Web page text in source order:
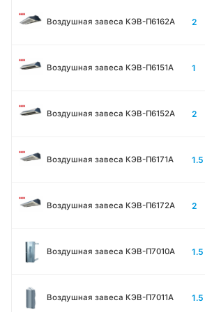
Воздушная завеса КЭВ-П6162А 2
Воздушная завеса КЭВ-П6151А 1
Воздушная завеса КЭВ-П6152А 2
Воздушная завеса КЭВ-П6171А 1.5
Воздушная завеса КЭВ-П6172А 2
Воздушная завеса КЭВ-П7010A 1.5
Воздушная завеса КЭВ-П7011A 1.5